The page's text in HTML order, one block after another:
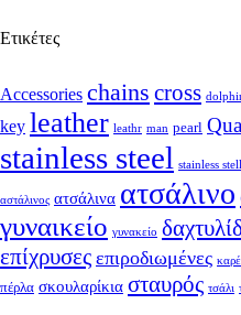
Ετικέτες
Accessories chains cross
key leather leathr man pearl
stainless steel stainless stell
αστάλινος ατσάλινα ατσάλινο
γυναικείο γυνακείο
επίχρυσες επιροδιωμένες
πέρλα σκουλαρίκια σταυρός τσάλι